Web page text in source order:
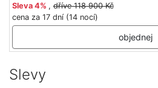
Sleva 4% , dříve 118 900 Kč
cena za 17 dní (14 nocí)
objednej
Slevy